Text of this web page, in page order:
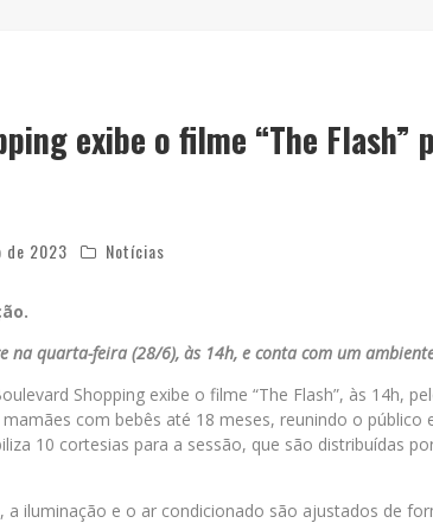
exibe o filme “The Flash”
de 2023 Notícias
na quarta-feira (28/6), às 14h, e conta com um
Shopping exibe o filme “The Flash”, às 14h,
com bebês até 18 meses, reunindo o
10 cortesias para a sessão, que são distribuídas
a iluminação e o ar condicionado são ajustados de